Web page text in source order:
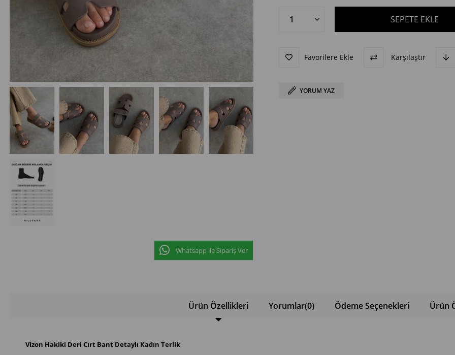
Whatsapp ile Sipariş Ver
Favorilere Ekle Karşılaştır
YORUM YAZ
Ürün Özellikleri Yorumlar(0) Ödeme Seçenekleri Ürün
Vizon Hakiki Deri Cırt Bant Detaylı Kadın Terlik